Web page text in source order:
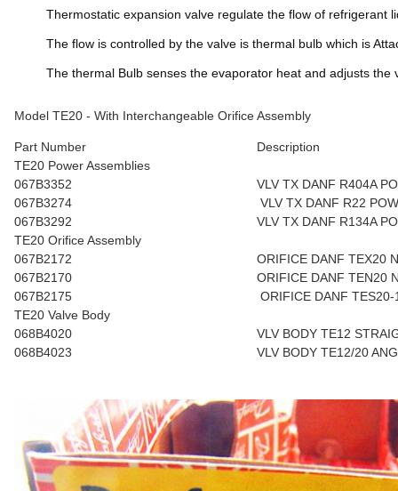
Thermostatic expansion valve regulate the flow of refrigerant
The flow is controlled by the valve is thermal bulb which is
The thermal Bulb senses the evaporator heat and adjusts
Model TE20 - With Interchangeable Orifice Assembly
Part Number
Description
TE20 Power Assemblies
067B3352
VLV TX DANF R404A
067B3274
VLV TX DANF R22
067B3292
VLV TX DANF R134A
TE20 Orifice Assembly
067B2172
ORIFICE DANF TEX20
067B2170
ORIFICE DANF TEN20
067B2175
ORIFICE DANF
TE20 Valve Body
068B4020
VLV BODY TE12
068B4023
VLV BODY TE12/20